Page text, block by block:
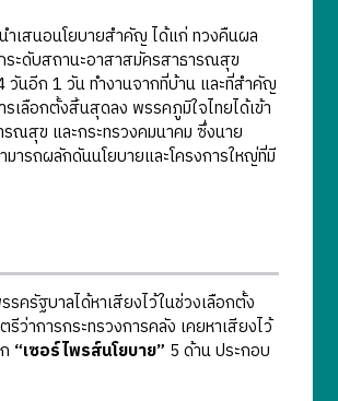
ำเสนอนโยบายสำคัญ ได้แก่ ทวงคืนผล
ระดับสถานะอาสาสมัครสาธารณสุข
วันอีก 1 วัน ทำงานจากที่บ้าน และที่สำคัญ
รเลือกตั้งสิ้นสุดลง พรรคภูมิใจไทยได้เข้า
ณสุข และกระทรวงคมนาคม ซึ่งนาย
ารถผลักดันนโยบายและโครงการใหญ่ที่มี
รัฐบาลได้หาเสียงไว้ในช่วงเลือกตั้ง
าการกระทรวงการคลัง เคยหาเสียงไว้
“เซอร์ไพรส์นโยบาย” 5 ด้าน ประกอบ